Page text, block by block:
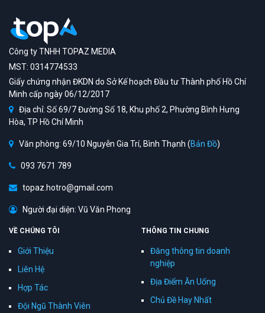
Công ty TNHH TOPAZ MEDIA
MST: 0314774533
Giấy chứng nhận ĐKDN do Sở Kế hoạch Đầu tư Thành phố Hồ Chí
Minh cấp ngày 06/12/2017
Địa chỉ: Số 69/7 Đường Số 18, Khu phố 2, Phường Bình Hưng
Hòa, TP Hồ Chí Minh
Văn phòng: 69/10 Nguyễn Gia Trí, Bình Thạnh (Bản Đồ)
093 7671 789
topaz.hotro@gmail.com
Người đại diện: Vũ Văn Phong
VỀ CHÚNG TÔI
Giới Thiệu
Liên Hệ
Hợp Tác
Đội Ngũ Thành Viên
THÔNG TIN CHUNG
Đăng thông tin doanh
nghiệp
Địa Điểm Ăn Uống
Chủ Đề Hay Nhất